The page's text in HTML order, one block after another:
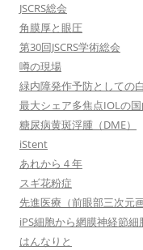
JSCRS総会
角膜厚と眼圧
第30回JSCRS学術総会
噂の現場
緑内障発作予防としての
最大シェア多焦点IOLの
糖尿病黄斑浮腫（DME）
iStent
あれから４年
スギ花粉症
先進医療（前眼部三次元
iPS細胞から網膜神経節細
はんなりと